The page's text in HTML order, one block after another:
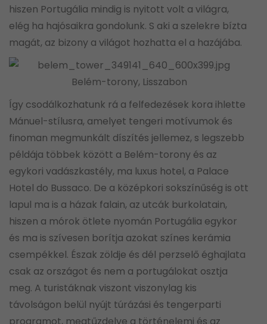
hiszen Portugália mindig is nyitott volt a világra,
elég ha hajósaikra gondolunk. S aki a szelekre bízta
magát, az bizony a világot hozhatta el a hazájába.
Belém-torony, Lisszabon
Így csodálkozhatunk rá a felfedezések kora ihlette
Mánuel-stílusra, amelyet tengeri motívumok és
finoman megmunkált díszítés jellemez, s legszebb
példája többek között a Belém-torony és az
egykori vadászkastély, ma luxus hotel, a Palace
Hotel do Bussaco. De a középkori sokszínűség is ott
lapul ma is a házak falain, az utcák burkolatain,
hiszen a mórok ötlete nyomán Portugália egykor
és ma is szívesen borítja azokat színes kerámia
csempékkel. Észak zöldje és dél perzselő éghajlata
csak az országot és nem a portugálokat osztja
meg. A turistáknak viszont viszonylag kis
távolságon belül nyújt túrázási és tengerparti